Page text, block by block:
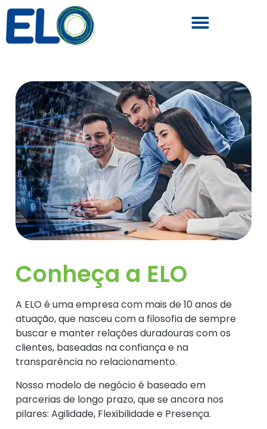
Conheça a ELO
A ELO é uma empresa com mais de 10 anos de
atuação, que nasceu com a filosofia de sempre
buscar e manter relações duradouras com os
clientes, baseadas na confiança e na
transparência no relacionamento.
Nosso modelo de negócio é baseado em
parcerias de longo prazo, que se ancora nos
pilares: Agilidade, Flexibilidade e Presença.